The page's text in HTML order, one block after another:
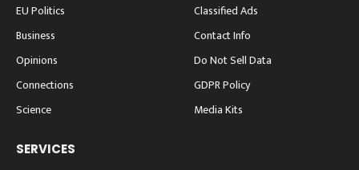
EU Politics
Business
Opinions
Connections
Science
Classified Ads
Contact Info
Do Not Sell Data
GDPR Policy
Media Kits
SERVICES